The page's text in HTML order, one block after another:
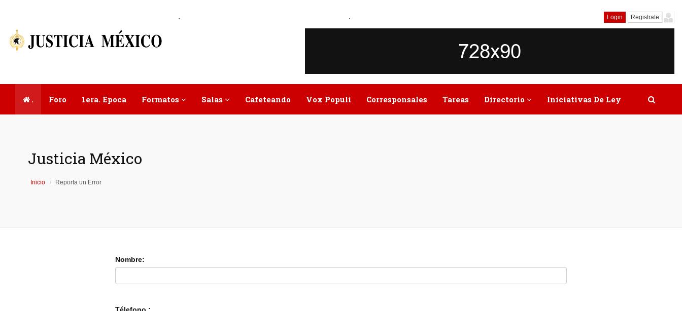
. . Login Registrate
. Foro 1era. Epoca Formatos Salas Cafeteando Vox Populi Corresponsales Tareas Directorio Iniciativas De Ley
Justicia México
Inicio Reporta un Error
Nombre: